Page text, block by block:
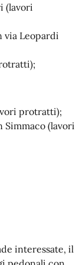
(lavori
via Leopardi
protratti);
Simmaco (lavori
interessate, il